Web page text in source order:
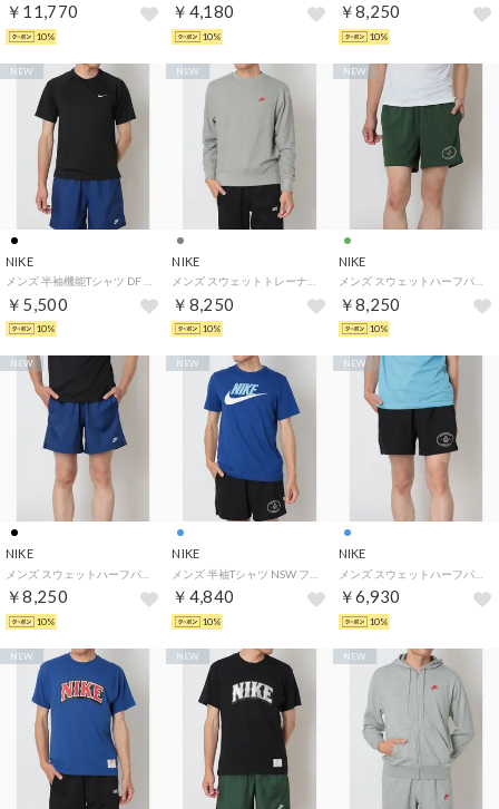
￥11,770
10%
￥4,180
10%
￥8,250
10%
NIKE
￥5,500
NEW
10%
NIKE
￥8,250
NEW
10%
NIKE
メンズ スウェットハーフパンツ クラブ FT フロー ショート NCC IQ7659323 （FIR/SANDDRIFT）
￥8,250
NEW
10%
NIKE
￥8,250
NEW
10%
NIKE
￥4,840
NEW
10%
NIKE
メンズ スウェットハーフパンツ クラブ フロー ショート FN3308455 （DEEP ROYAL BLUE/WHITE）
￥6,930
NEW
10%
NEW NEW NEW